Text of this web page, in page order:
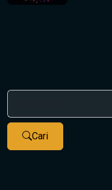
Cari